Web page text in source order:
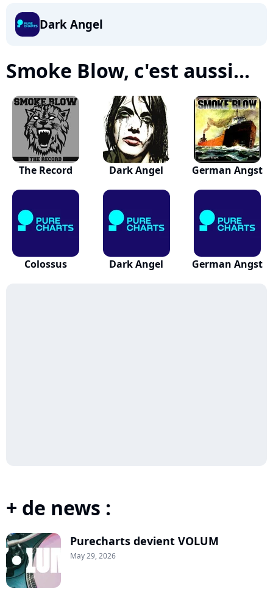
Dark Angel
Smoke Blow, c'est aussi...
The Record Dark Angel German Angst
Colossus Dark Angel German Angst
+ de news :
Purecharts devient VOLUM
May 29, 2026